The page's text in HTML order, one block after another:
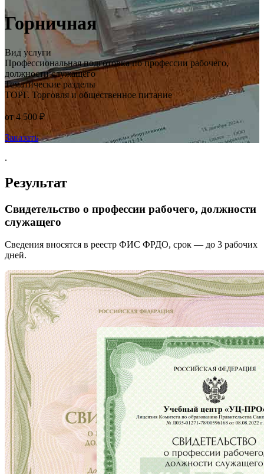
Горничная
Вид услуги
Профессиональная подготовка по профессии рабочего,
должности служащего
Тематические разделы
ТОРГ. Торговля и общественное питание
от 4 500 ₽
Заказать
.
Результат
Свидетельство о профессии рабочего, должности
служащего
Сведения вносятся в реестр ФИС ФРДО, срок — до 3 рабочих
дней.